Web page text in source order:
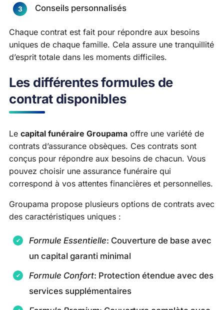
Conseils personnalisés
Chaque contrat est fait pour répondre aux besoins
uniques de chaque famille. Cela assure une tranquillité
d’esprit totale dans les moments difficiles.
Les différentes formules de
contrat disponibles
Le capital funéraire Groupama offre une variété de
contrats d’assurance obsèques. Ces contrats sont
conçus pour répondre aux besoins de chacun. Vous
pouvez choisir une assurance funéraire qui
correspond à vos attentes financières et personnelles.
Groupama propose plusieurs options de contrats avec
des caractéristiques uniques :
Formule Essentielle: Couverture de base avec
un capital garanti minimal
Formule Confort: Protection étendue avec des
services supplémentaires